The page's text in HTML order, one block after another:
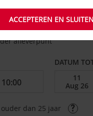
afleverpunt
DATUM
dan 25 jaar
ACCEPTEREN EN SLUITEN